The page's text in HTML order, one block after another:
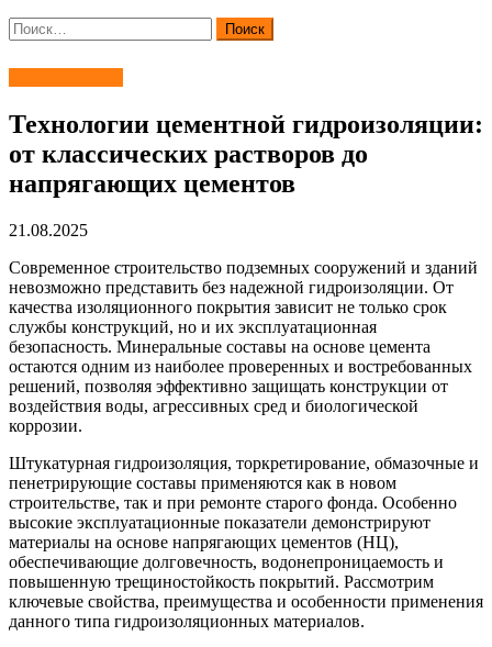
Найти:
Технологии цементной гидроизоляции:
от классических растворов до
напрягающих цементов
21.08.2025
Современное строительство подземных сооружений и зданий
невозможно представить без надежной гидроизоляции. От
качества изоляционного покрытия зависит не только срок
службы конструкций, но и их эксплуатационная
безопасность. Минеральные составы на основе цемента
остаются одним из наиболее проверенных и востребованных
решений, позволяя эффективно защищать конструкции от
воздействия воды, агрессивных сред и биологической
коррозии.
Штукатурная гидроизоляция, торкретирование, обмазочные и
пенетрирующие составы применяются как в новом
строительстве, так и при ремонте старого фонда. Особенно
высокие эксплуатационные показатели демонстрируют
материалы на основе напрягающих цементов (НЦ),
обеспечивающие долговечность, водонепроницаемость и
повышенную трещиностойкость покрытий. Рассмотрим
ключевые свойства, преимущества и особенности применения
данного типа гидроизоляционных материалов.